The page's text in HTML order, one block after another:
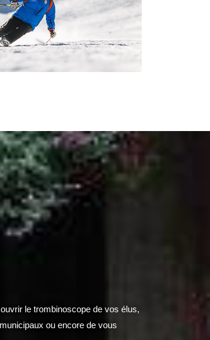
le trombinoscope de vos élus,
ou encore de vous